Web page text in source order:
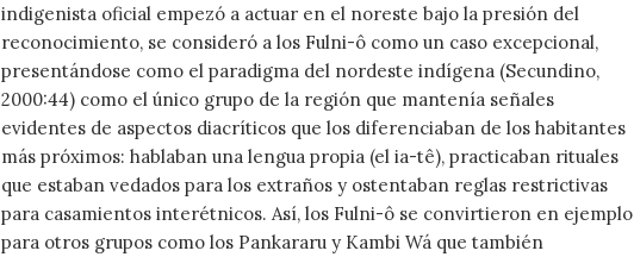
indigenista oficial empezó a actuar en el noreste bajo la presión del
reconocimiento, se consideró a los Fulni-ô como un caso excepcional,
presentándose como el paradigma del nordeste indígena (Secundino,
2000:44) como el único grupo de la región que mantenía señales
evidentes de aspectos diacríticos que los diferenciaban de los habitantes
más próximos: hablaban una lengua propia (el ia-tê), practicaban rituales
que estaban vedados para los extraños y ostentaban reglas restrictivas
para casamientos interétnicos. Así, los Fulni-ô se convirtieron en ejemplo
para otros grupos como los Pankararu y Kambi Wá que también